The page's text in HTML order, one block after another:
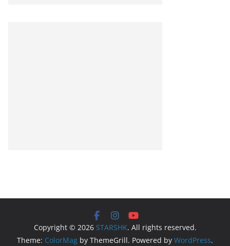
Copyright © 2026 STARSHK. All rights reserved.
Theme: ColorMag by ThemeGrill. Powered by WordPress.